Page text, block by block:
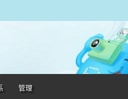
管理